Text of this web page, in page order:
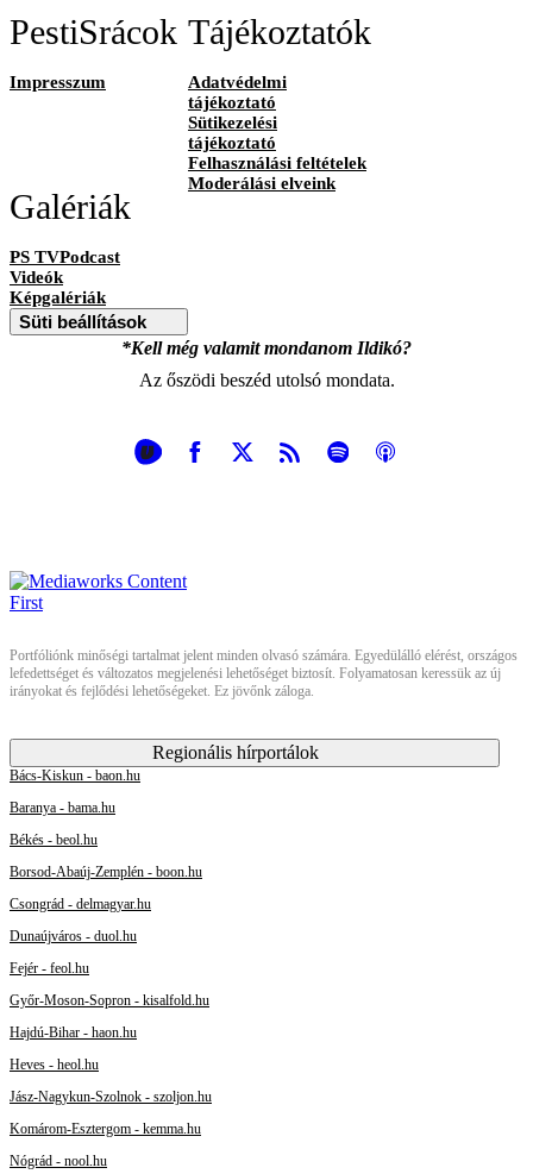
PestiSrácok
Impresszum
Tájékoztatók
Adatvédelmi
tájékoztató
Sütikezelési
tájékoztató
Felhasználási feltételek
Moderálási elveink
Galériák
PS TVPodcast
Videók
Képgalériák
Süti beállítások
*Kell még valamit mondanom Ildikó?
Az őszödi beszéd utolsó mondata.
Portfóliónk minőségi tartalmat jelent minden olvasó számára. Egyedülálló elérést, országos
lefedettséget és változatos megjelenési lehetőséget biztosít. Folyamatosan keressük az új
irányokat és fejlődési lehetőségeket. Ez jövőnk záloga.
Regionális hírportálok
Bács-Kiskun - baon.hu
Baranya - bama.hu
Békés - beol.hu
Borsod-Abaúj-Zemplén - boon.hu
Csongrád - delmagyar.hu
Dunaújváros - duol.hu
Fejér - feol.hu
Győr-Moson-Sopron - kisalfold.hu
Hajdú-Bihar - haon.hu
Heves - heol.hu
Jász-Nagykun-Szolnok - szoljon.hu
Komárom-Esztergom - kemma.hu
Nógrád - nool.hu